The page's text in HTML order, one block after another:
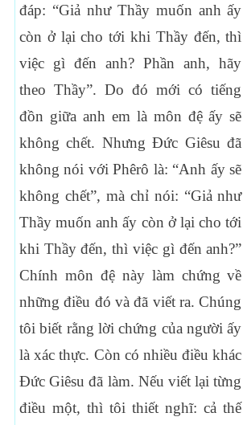
đáp: “Giả như Thầy muốn anh ấy
còn ở lại cho tới khi Thầy đến, thì
việc gì đến anh? Phần anh, hãy
theo Thầy”. Do đó mới có tiếng
đồn giữa anh em là môn đệ ấy sẽ
không chết. Nhưng Ðức Giêsu đã
không nói với Phêrô là: “Anh ấy sẽ
không chết”, mà chỉ nói: “Giả như
Thầy muốn anh ấy còn ở lại cho tới
khi Thầy đến, thì việc gì đến anh?”
Chính môn đệ này làm chứng về
những điều đó và đã viết ra. Chúng
tôi biết rằng lời chứng của người ấy
là xác thực. Còn có nhiều điều khác
Ðức Giêsu đã làm. Nếu viết lại từng
điều một, thì tôi thiết nghĩ: cả thế